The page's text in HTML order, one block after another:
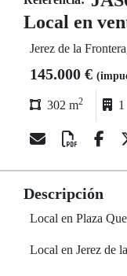
Local en
Jerez de la
145.000 €
302 m2 1
Descripción
Local en Plaza
Local en Jerez de